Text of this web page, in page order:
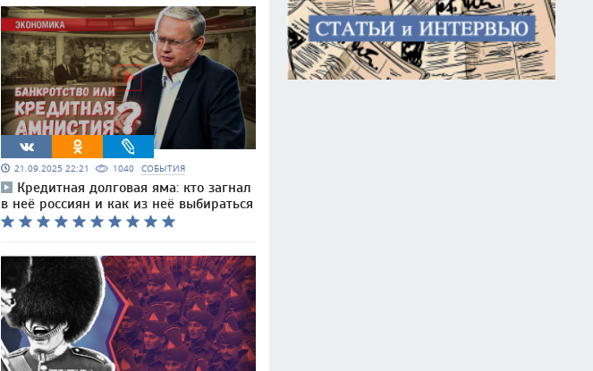
21.09.2025 22:21 1040 СОБЫТИЯ
Кредитная долговая яма: кто загнал
в неё россиян и как из неё выбираться